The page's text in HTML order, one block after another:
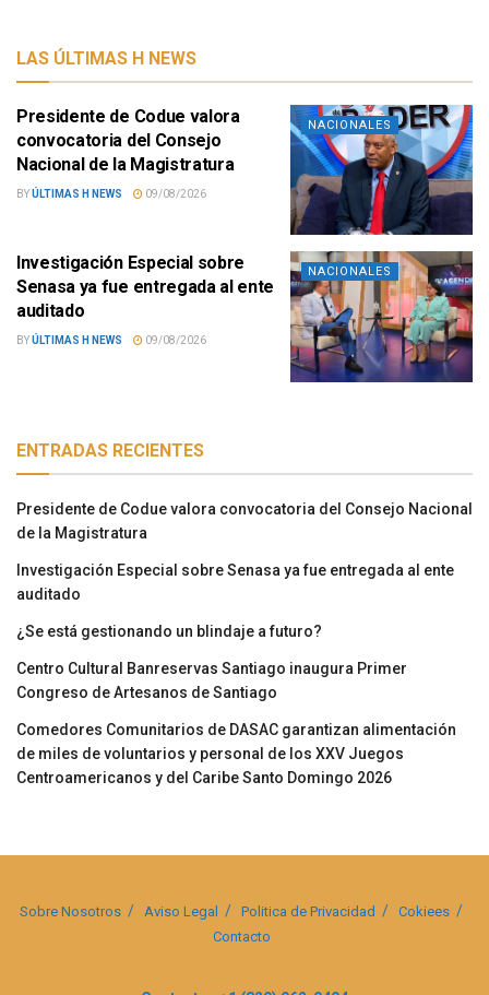
LAS ÚLTIMAS H NEWS
NACIONALES
Presidente de Codue valora
convocatoria del Consejo
Nacional de la Magistratura
BYÚLTIMAS H NEWS 09/08/2026
NACIONALES
Investigación Especial sobre
Senasa ya fue entregada al ente
auditado
BYÚLTIMAS H NEWS 09/08/2026
ENTRADAS RECIENTES
Presidente de Codue valora convocatoria del Consejo Nacional
de la Magistratura
Investigación Especial sobre Senasa ya fue entregada al ente
auditado
¿Se está gestionando un blindaje a futuro?
Centro Cultural Banreservas Santiago inaugura Primer
Congreso de Artesanos de Santiago
Comedores Comunitarios de DASAC garantizan alimentación
de miles de voluntarios y personal de los XXV Juegos
Centroamericanos y del Caribe Santo Domingo 2026
Sobre Nosotros Aviso Legal Politica de Privacidad
Cokiees
Contacto